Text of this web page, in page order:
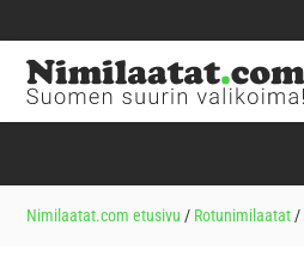
Nimilaatat.com etusivu / Rotunimilaatat/